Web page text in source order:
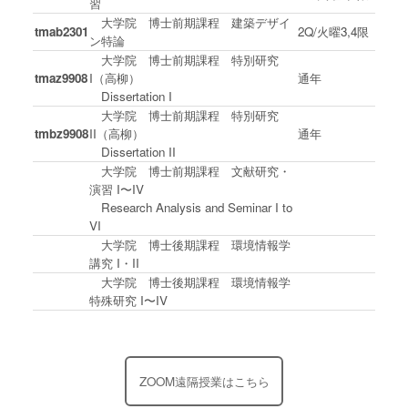
tmab2301
大学院 博士前期課程 建築デザイ
ン特論
2Q/火曜3,4限
tmaz9908
大学院 博士前期課程 特別研究
I（高柳）
Dissertation I
通年
tmbz9908
大学院 博士前期課程 特別研究
II（高柳）
Dissertation II
通年
大学院 博士前期課程 文献研究・
演習 I〜IV
Research Analysis and Seminar I to
VI
大学院 博士後期課程 環境情報学
講究 I・II
大学院 博士後期課程 環境情報学
特殊研究 I〜IV
ZOOM遠隔授業はこちら